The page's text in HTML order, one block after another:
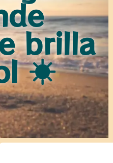
brilla
☀